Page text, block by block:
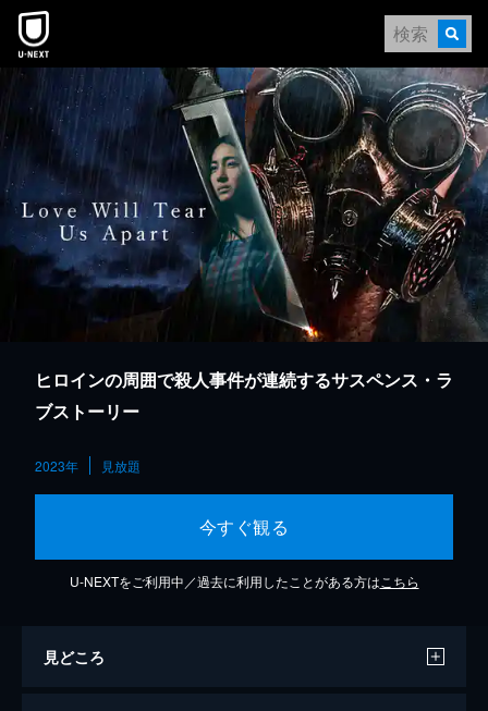
本文へスキップ
ヒロインの周囲で殺人事件が連続するサスペンス・ラ
ブストーリー
2023年 見放題
今すぐ観る
U-NEXTをご利用中／過去に利用したことがある方は こちら
見どころ